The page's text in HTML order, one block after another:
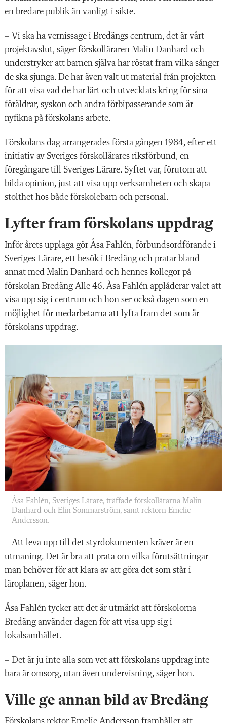
en bredare publik än vanligt i sikte.
– Vi ska ha vernissage i Bredängs centrum, det är vårt
projektavslut, säger förskolläraren Malin Danhard och
understryker att barnen själva har röstat fram vilka sånger
de ska sjunga. De har även valt ut material från projekten
för att visa vad de har lärt och utvecklats kring för sina
föräldrar, syskon och andra förbipasserande som är
nyfikna på förskolans arbete.
Förskolans dag arrangerades första gången 1984, efter ett
initiativ av Sveriges förskollärares riksförbund, en
föregångare till Sveriges Lärare. Syftet var, förutom att
bilda opinion, just att visa upp verksamheten och skapa
stolthet hos både förskolebarn och personal.
Lyfter fram förskolans uppdrag
Inför årets upplaga gör Åsa Fahlén, förbundsordförande i
Sveriges Lärare, ett besök i Bredäng och pratar bland
annat med Malin Danhard och hennes kollegor på
förskolan Bredäng Alle 46. Åsa Fahlén applåderar valet att
visa upp sig i centrum och hon ser också dagen som en
möjlighet för medarbetarna att lyfta fram det som är
förskolans uppdrag.
Åsa Fahlén, Sveriges Lärare, träffade förskollärarna Malin
Danhard och Elin Sommarström, samt rektorn Emelie
Andersson.
– Att leva upp till det styrdokumenten kräver är en
utmaning. Det är bra att prata om vilka förutsättningar
man behöver för att klara av att göra det som står i
läroplanen, säger hon.
Åsa Fahlén tycker att det är utmärkt att förskolorna
Bredäng använder dagen för att visa upp sig i
lokalsamhället.
– Det är ju inte alla som vet att förskolans uppdrag inte
bara är omsorg, utan även undervisning, säger hon.
Ville ge annan bild av Bredäng